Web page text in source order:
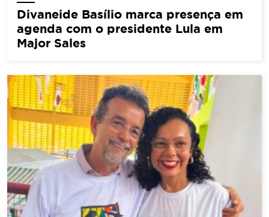
Divaneide Basílio marca presença em
agenda com o presidente Lula em
Major Sales